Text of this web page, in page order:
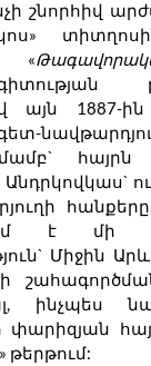
շնորհիվ
«
այն 1887-
հայրն
է մի
Միջին
ինչպես
փարիզյան
թերթում: